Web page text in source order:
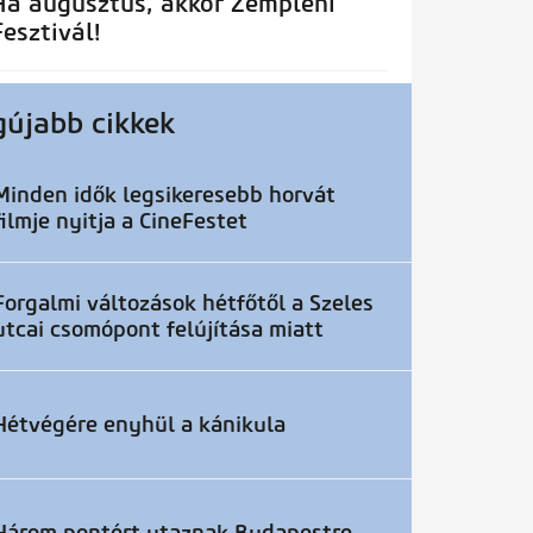
cikkek
idők legsikeresebb horvát
nyitja a CineFestet
változások hétfőtől a Szeles
csomópont felújítása miatt
enyhül a kánikula